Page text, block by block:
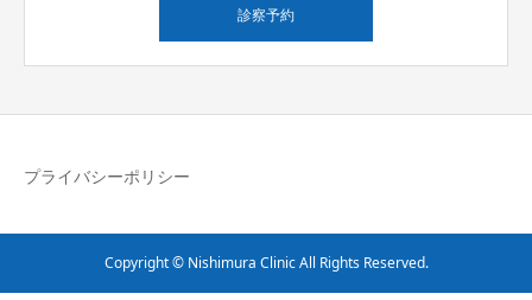
診察予約
プライバシーポリシー
Copyright © Nishimura Clinic All Rights Reserved.